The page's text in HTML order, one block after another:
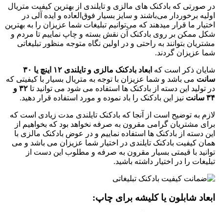
در صورتی که بادکنک های مالزی و تایلندی از بهترین کیفیت متریال
اولیه برخوردار می‌باشند و سایز بسیار فوق‌العاده و ایده آلی در
اختیار ما قرار میدهند که می‌توانیم تبلیغات شما عزیزان را به بهترین
شکل ممکن بر روی بادکنک آن نقش بسته و چاپ نماییم تا مردم و
مشتریان بتوانند به راحتی و در اولین نگاه متوجه منظور تبلیغاتی
شما عزیزان گردند.
شایان ذکر است که
ابعاد بادکنک مالزی و تایلندی ۱۲ اینچ یا ۳۰
سانت می باشد و شما عزیزان با توجه به متریال بسیار با کیفیتی که
در تولید این دسته از بادکنک ها استفاده می شود می توانید تا
۳۲ و
۳۴ سانت
نیز این بادکنک را باد نموده و مورد استفاده قرار دهید.
لازم به توضیح است از آنجا که بادکنک تایلندی مدت زیادی است که
برای مشتریان گرامی مقرون به صرفه نخواهد بود که بخواهیم از
این دسته از بادکنک ها استفاده نماییم و در عوض بادکنک مالزی با
همان کیفیت بادکنک تایلندی در اختیار شما عزیزان می باشد و می
توانید با قیمتی بسیار مقرون به صرفه و مطلوب این دست از
تبلیغات را در اختیار داشته باشید.
ابعاد شابلون یا کلیشه برای چاپ: